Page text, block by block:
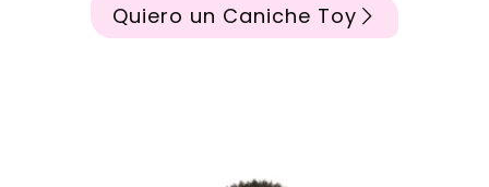
Quiero un Caniche Toy